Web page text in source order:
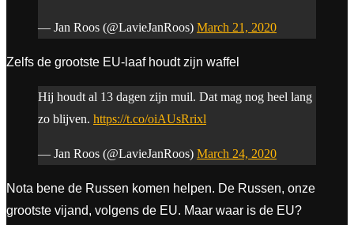
— Jan Roos (@LavieJanRoos) March 21, 2020
Zelfs de grootste EU-laaf houdt zijn waffel
Hij houdt al 13 dagen zijn muil. Dat mag nog heel lang
zo blijven. https://t.co/oiAUsRrixl
— Jan Roos (@LavieJanRoos) March 24, 2020
Nota bene de Russen komen helpen. De Russen, onze
grootste vijand, volgens de EU. Maar waar is de EU?